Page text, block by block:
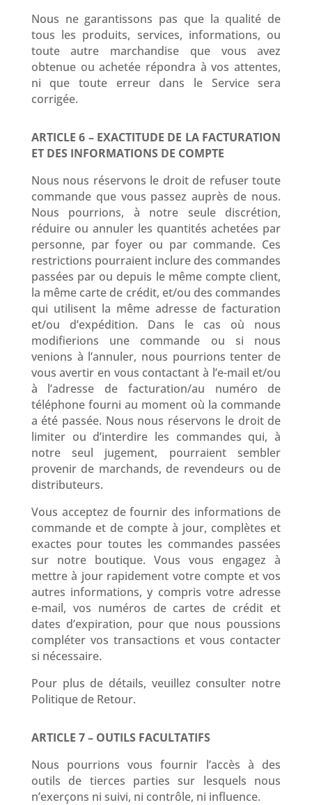
Nous ne garantissons pas que la qualité de
tous les produits, services, informations, ou
toute autre marchandise que vous avez
obtenue ou achetée répondra à vos attentes,
ni que toute erreur dans le Service sera
corrigée.
ARTICLE 6 – EXACTITUDE DE LA FACTURATION
ET DES INFORMATIONS DE COMPTE
Nous nous réservons le droit de refuser toute
commande que vous passez auprès de nous.
Nous pourrions, à notre seule discrétion,
réduire ou annuler les quantités achetées par
personne, par foyer ou par commande. Ces
restrictions pourraient inclure des commandes
passées par ou depuis le même compte client,
la même carte de crédit, et/ou des commandes
qui utilisent la même adresse de facturation
et/ou d’expédition. Dans le cas où nous
modifierions une commande ou si nous
venions à l’annuler, nous pourrions tenter de
vous avertir en vous contactant à l’e-mail et/ou
à l’adresse de facturation/au numéro de
téléphone fourni au moment où la commande
a été passée. Nous nous réservons le droit de
limiter ou d’interdire les commandes qui, à
notre seul jugement, pourraient sembler
provenir de marchands, de revendeurs ou de
distributeurs.
Vous acceptez de fournir des informations de
commande et de compte à jour, complètes et
exactes pour toutes les commandes passées
sur notre boutique. Vous vous engagez à
mettre à jour rapidement votre compte et vos
autres informations, y compris votre adresse
e-mail, vos numéros de cartes de crédit et
dates d’expiration, pour que nous poussions
compléter vos transactions et vous contacter
si nécessaire.
Pour plus de détails, veuillez consulter notre
Politique de Retour.
ARTICLE 7 – OUTILS FACULTATIFS
Nous pourrions vous fournir l’accès à des
outils de tierces parties sur lesquels nous
n’exerçons ni suivi, ni contrôle, ni influence.